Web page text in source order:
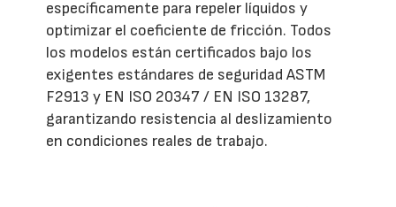
específicamente para repeler líquidos y
optimizar el coeficiente de fricción. Todos
los modelos están certificados bajo los
exigentes estándares de seguridad ASTM
F2913 y EN ISO 20347 / EN ISO 13287,
garantizando resistencia al deslizamiento
en condiciones reales de trabajo.